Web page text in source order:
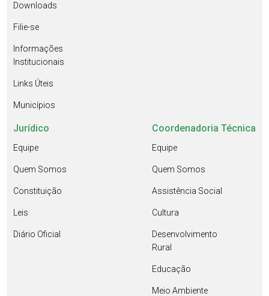
Downloads
Filie-se
Informações
Institucionais
Links Úteis
Municípios
Jurídico
Equipe
Quem Somos
Constituição
Leis
Diário Oficial
Coordenadoria Técnica
Equipe
Quem Somos
Assistência Social
Cultura
Desenvolvimento
Rural
Educação
Meio Ambiente